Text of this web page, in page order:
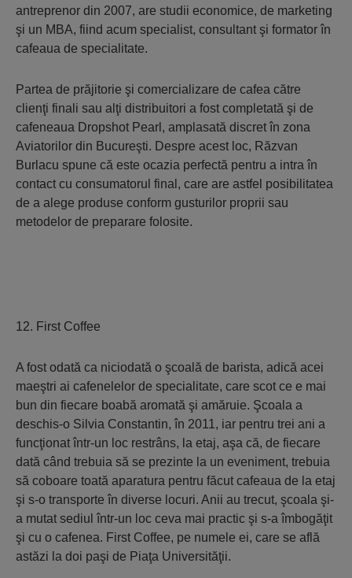
antreprenor din 2007, are studii economice, de marketing
şi un MBA, fiind acum specialist, consultant şi formator în
cafeaua de specialitate.
Partea de prăjitorie şi comercializare de cafea către
clienţi finali sau alţi distribuitori a fost completată şi de
cafeneaua Dropshot Pearl, amplasată discret în zona
Aviatorilor din Bucureşti. Despre acest loc, Răzvan
Burlacu spune că este ocazia perfectă pentru a intra în
contact cu consumatorul final, care are astfel posibilitatea
de a alege produse conform gusturilor proprii sau
metodelor de preparare folosite.
12. First Coffee
A fost odată ca niciodată o şcoală de barista, adică acei
maeştri ai cafenelelor de specialitate, care scot ce e mai
bun din fiecare boabă aromată şi amăruie. Şcoala a
deschis-o Silvia Constantin, în 2011, iar pentru trei ani a
funcţionat într-un loc restrâns, la etaj, aşa că, de fiecare
dată când trebuia să se prezinte la un eveniment, trebuia
să coboare toată aparatura pentru făcut cafeaua de la etaj
şi s-o transporte în diverse locuri. Anii au trecut, şcoala şi-
a mutat sediul într-un loc ceva mai practic şi s-a îmbogăţit
şi cu o cafenea. First Coffee, pe numele ei, care se află
astăzi la doi paşi de Piaţa Universităţii.